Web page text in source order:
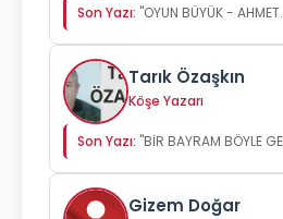
Son Yazı: "OYUN BÜYÜK -
Tarık Özaşkın
Köşe Yazarı
Son Yazı: "BİR BAYRAM BÖYLE
Gizem Doğar